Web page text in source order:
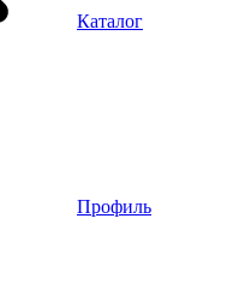
Каталог
Профиль